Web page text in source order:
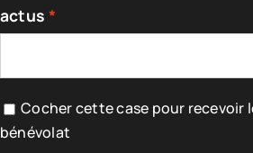
actus
Cocher cette case pour recevoir
bénévolat